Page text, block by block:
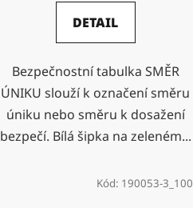
DETAIL
Bezpečnostní tabulka SMĚR
ÚNIKU slouží k označení směru
úniku nebo směru k dosažení
bezpečí. Bílá šipka na zeleném...
Kód: 190053-3_100